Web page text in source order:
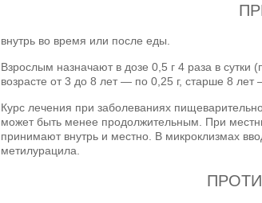
внутрь во время или после еды.
Взрослым назначают в дозе 0,5 г 4 раза в сутки
возрасте от 3 до 8 лет — по 0,25 г, старше 8 лет
Курс лечения при заболеваниях
может быть менее продолжительным. При
принимают внутрь и местно. В микроклизмах
метилурацила.